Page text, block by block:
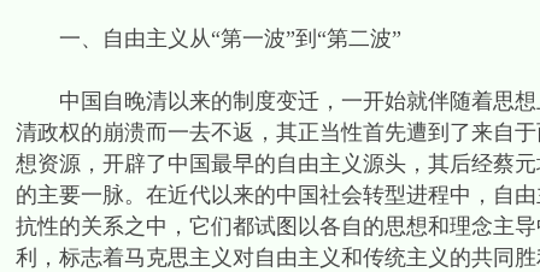
一、自由主义从“第一波”到“第二波”
中国自晚清以来的制度变迁，一开始就伴随着思想
清政权的崩溃而一去不返，其正当性首先遭到了来自
想资源，开辟了中国最早的自由主义源头，其后经蔡
的主要一脉。在近代以来的中国社会转型进程中，自
抗性的关系之中，它们都试图以各自的思想和理念主
利，标志着马克思主义对自由主义和传统主义的共同